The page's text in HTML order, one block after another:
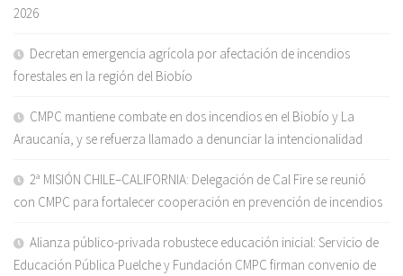
2026
Decretan emergencia agrícola por afectación de incendios
forestales en la región del Biobío
CMPC mantiene combate en dos incendios en el Biobío y La
Araucanía, y se refuerza llamado a denunciar la intencionalidad
2ª MISIÓN CHILE–CALIFORNIA: Delegación de Cal Fire se reunió
con CMPC para fortalecer cooperación en prevención de incendios
Alianza público-privada robustece educación inicial: Servicio de
Educación Pública Puelche y Fundación CMPC firman convenio de